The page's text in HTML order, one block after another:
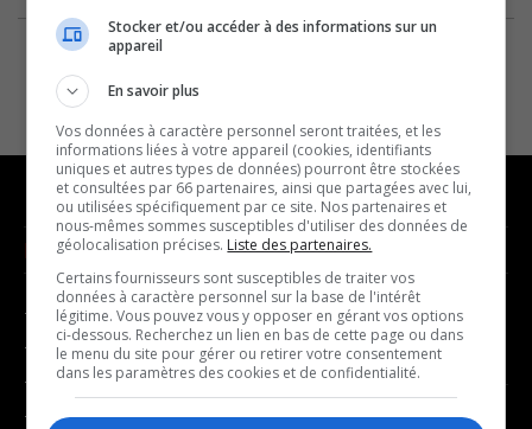
NOUVELLES
- Affaires municipales
- Communauté / Social
- Culture
- Économie
MUSIQUE
- Décompte franco
- Joué récemment
BALADOS
Stocker et/ou accéder à des informations sur un
appareil
En savoir plus
Vos données à caractère personnel seront traitées, et les
informations liées à votre appareil (cookies, identifiants
uniques et autres types de données) pourront être stockées
et consultées par 66 partenaires, ainsi que partagées avec lui,
ou utilisées spécifiquement par ce site. Nos partenaires et
nous-mêmes sommes susceptibles d'utiliser des données de
géolocalisation précises. Liste des partenaires.
Certains fournisseurs sont susceptibles de traiter vos
données à caractère personnel sur la base de l'intérêt
légitime. Vous pouvez vous y opposer en gérant vos options
ci-dessous. Recherchez un lien en bas de cette page ou dans
le menu du site pour gérer ou retirer votre consentement
dans les paramètres des cookies et de confidentialité.